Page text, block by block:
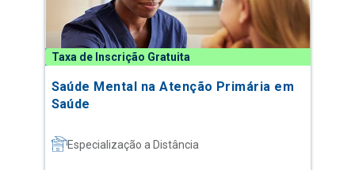
Taxa de Inscrição Gratuita
Saúde Mental na Atenção Primária em
Saúde
Especialização a Distância